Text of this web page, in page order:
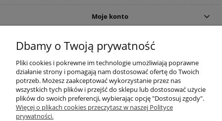
Moje konto
Dbamy o Twoją prywatność
Pliki cookies i pokrewne im technologie umożliwiają poprawne
działanie strony i pomagają nam dostosować ofertę do Twoich
potrzeb. Możesz zaakceptować wykorzystanie przez nas
wszystkich tych plików i przejść do sklepu lub dostosować użycie
plików do swoich preferencji, wybierając opcję "Dostosuj zgody".
Więcej o plikach cookies przeczytasz w naszej Polityce
prywatności.